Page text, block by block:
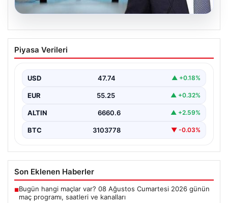
KAAN projesinde ortaklık süreci söz
konusu mu? Cumhurbaşkanı Yardımcısı
Cumhurbaşkanı Yardımcısı Cevdet Yılmaz, CNN Türk
Ortak…
Piyasa Verileri
USD 47.74 ▲ +0.18%
EUR 55.25 ▲ +0.32%
ALTIN 6660.6 ▲ +2.59%
BTC 3103778 ▼ -0.03%
Son Eklenen Haberler
■Bugün hangi maçlar var? 08 Ağustos Cumartesi 2026 günün
maç programı, saatleri ve kanalları